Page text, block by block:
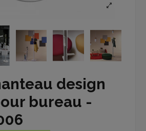
design
bureau -